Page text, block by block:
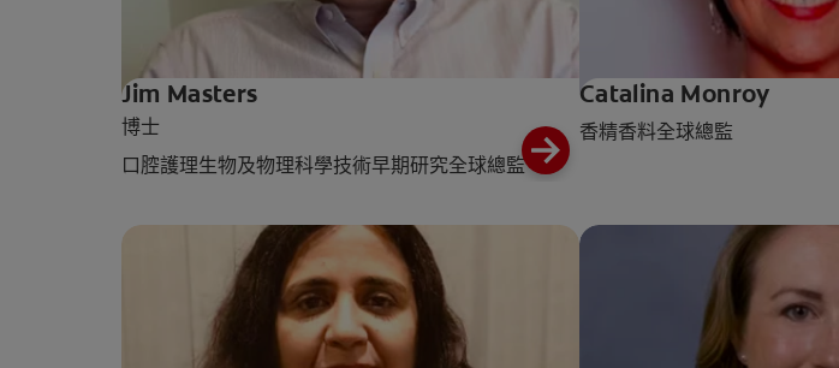
Jim Masters
博士
口腔護理生物及物理科學技術早期研究全球總監
Catalina Monroy
香精香料全球總監